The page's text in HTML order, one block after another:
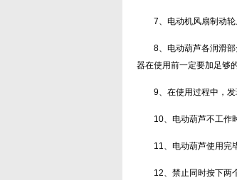
7、电动机风扇制动
8、电动葫芦各润滑
器在使用前一定要加足够
9、在使用过程中，发
10、电动葫芦不工作
11、电动葫芦使用完
12、禁止同时按下两